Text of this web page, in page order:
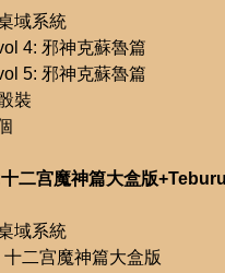
域系統
4: 邪神克蘇魯篇
5: 邪神克蘇魯篇
裝
二宫魔神篇大盒版
域系統
十二宫魔神篇大盒版